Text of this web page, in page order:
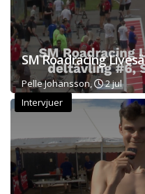
SM Roadracing
Pelle Johansson,
2 jul
Intervjuer